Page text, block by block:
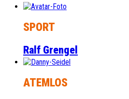
SPORT
Ralf Grengel
ATEMLOS